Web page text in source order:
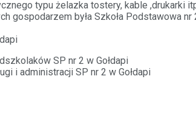
typu żelazka tostery, kable ,drukarki
gospodarzem była Szkoła Podstawowa
SP nr 2 w Gołdapi
i administracji SP nr 2 w Gołdapi